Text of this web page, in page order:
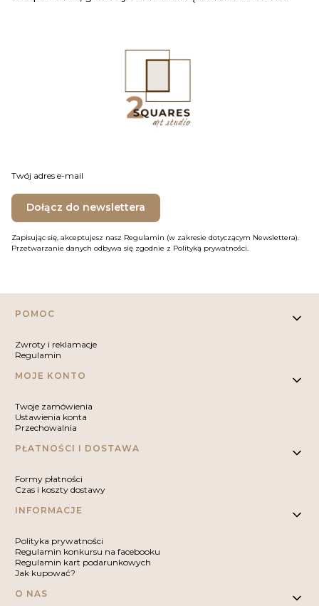
Twój adres e-mail
Dołącz do newslettera
Zapisując się, akceptujesz nasz Regulamin (w zakresie dotyczącym Newslettera).
Przetwarzanie danych odbywa się zgodnie z Polityką prywatności.
Linki w stopce
POMOC
Zwroty i reklamacje
Regulamin
MOJE KONTO
Twoje zamówienia
Ustawienia konta
Przechowalnia
PŁATNOŚCI I DOSTAWA
Formy płatności
Czas i koszty dostawy
INFORMACJE
Polityka prywatności
Regulamin konkursu na facebooku
Regulamin kart podarunkowych
Jak kupować?
O NAS